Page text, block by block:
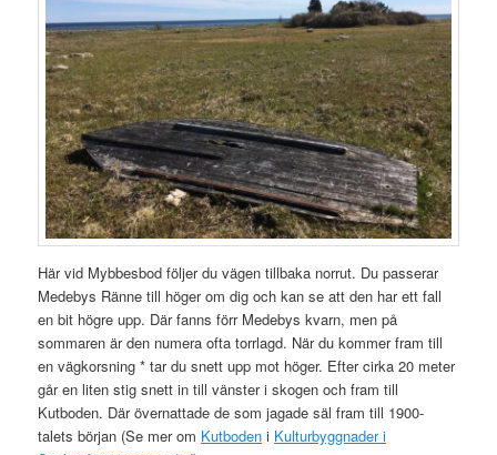
Här vid Mybbesbod följer du vägen tillbaka norrut. Du passerar
Medebys Ränne till höger om dig och kan se att den har ett fall
en bit högre upp. Där fanns förr Medebys kvarn, men på
sommaren är den numera ofta torrlagd. När du kommer fram till
en vägkorsning * tar du snett upp mot höger. Efter cirka 20 meter
går en liten stig snett in till vänster i skogen och fram till
Kutboden. Där övernattade de som jagade säl fram till 1900-
talets början (Se mer om Kutboden i Kulturbyggnader i